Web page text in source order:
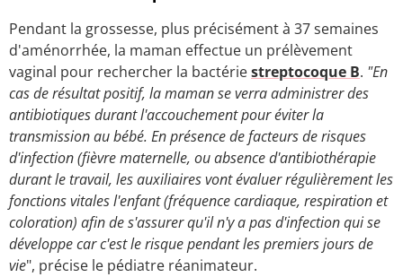
Pendant la grossesse, plus précisément à 37 semaines
d'aménorrhée, la maman effectue un prélèvement
vaginal pour rechercher la bactériestreptocoque B. "En
cas de résultat positif, la maman se verra administrer des
antibiotiques durant l'accouchement pour éviter la
transmission au bébé. En présence de facteurs de risques
d'infection (fièvre maternelle, ou absence d'antibiothérapie
durant le travail, les auxiliaires vont évaluer régulièrement les
fonctions vitales l'enfant (fréquence cardiaque, respiration et
coloration) afin de s'assurer qu'il n'y a pas d'infection qui se
développe car c'est le risque pendant les premiers jours de
vie", précise le pédiatre réanimateur.